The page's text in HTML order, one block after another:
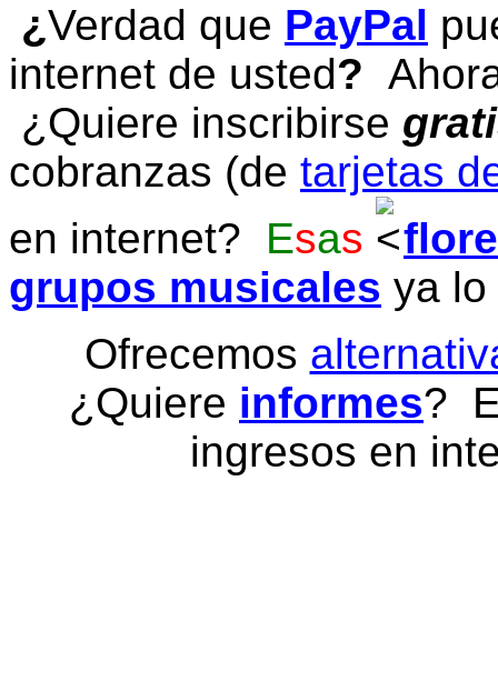
¿Verdad que PayPal
internet de usted?
¿Quiere inscribirse
cobranzas (de tarjetas
en internet? Esas
grupos musicales ya
Ofrecemos
¿Quiere informes?
ingresos en